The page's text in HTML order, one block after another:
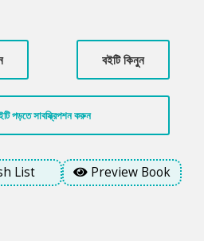
সেই গল্প তাকে অর্থ দিলো, খ্যাতি দিলো, দিলো
দিলো পানির ট্রাংকে। সারা শহর হয়ে পড়লো
করার পরও গল্পওয়ালার মনে এক বিপন্ন বিস্ময়! কী
তার হৃদয়ে; কী সেই দুঃখ! আনিসুল হক-এর ‘আমার
কাহিনি এমনই অদ্ভূত।
বইটি কিনুন
পড়তে সাবস্ক্রিপশন করুন
List Preview Book